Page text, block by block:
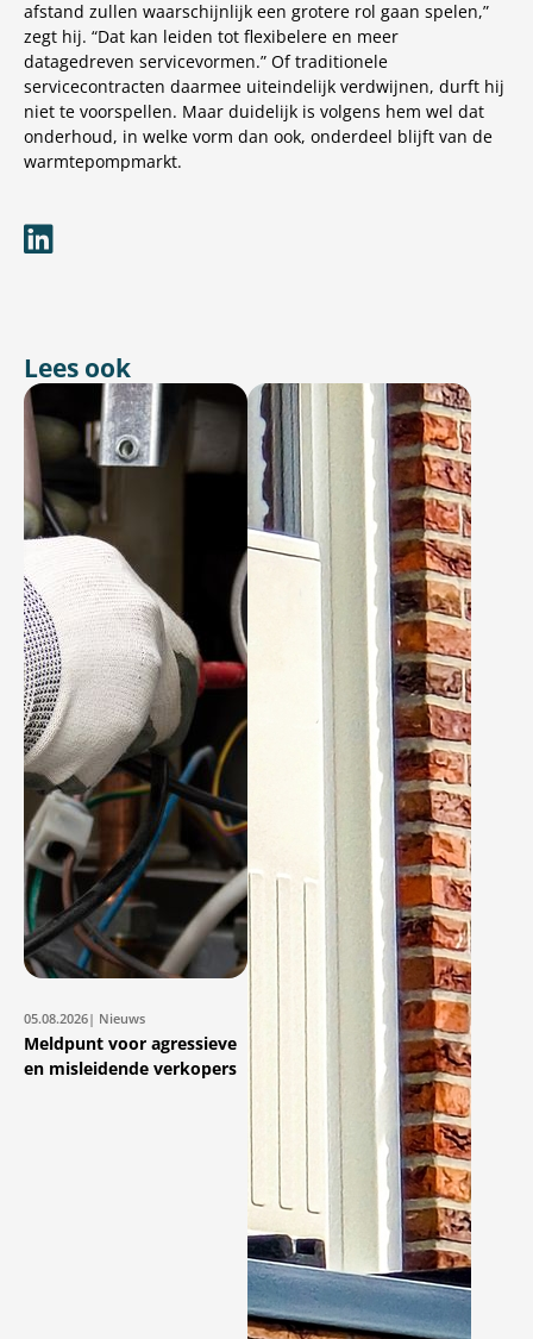
afstand zullen waarschijnlijk een grotere rol gaan spelen,”
zegt hij. “Dat kan leiden tot flexibelere en meer
datagedreven servicevormen.” Of traditionele
servicecontracten daarmee uiteindelijk verdwijnen, durft hij
niet te voorspellen. Maar duidelijk is volgens hem wel dat
onderhoud, in welke vorm dan ook, onderdeel blijft van de
warmtepompmarkt.
Lees ook
05.08.2026| Nieuws
Meldpunt voor agressieve
en misleidende verkopers